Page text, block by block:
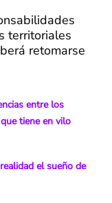
territoriales
retomarse
entre los
tiene en vilo
el sueño de